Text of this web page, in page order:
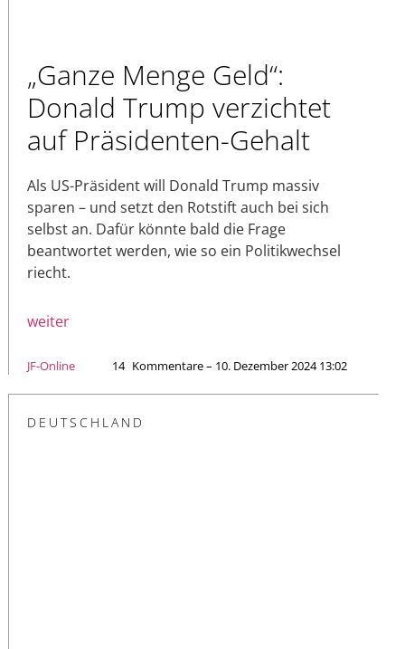
„Ganze Menge Geld“:
Donald Trump verzichtet
auf Präsidenten-Gehalt
Als US-Präsident will Donald Trump massiv
sparen – und setzt den Rotstift auch bei sich
selbst an. Dafür könnte bald die Frage
beantwortet werden, wie so ein Politikwechsel
riecht.
weiter
JF-Online 14 Kommentare – 10. Dezember 2024 13:02
DEUTSCHLAND